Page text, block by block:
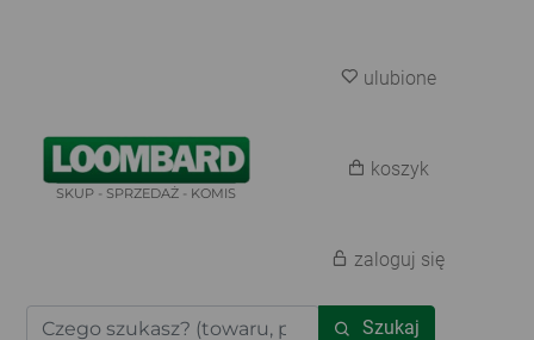
SKUP - SPRZEDAŻ - KOMIS
Szukaj
ulubione
koszyk
zaloguj się